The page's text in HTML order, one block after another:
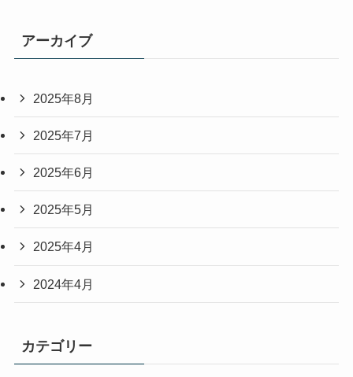
アーカイブ
2025年8月
2025年7月
2025年6月
2025年5月
2025年4月
2024年4月
カテゴリー